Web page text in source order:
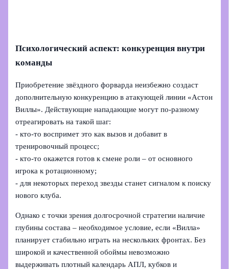
Психологический аспект: конкуренция внутри
команды
Приобретение звёздного форварда неизбежно создаст
дополнительную конкуренцию в атакующей линии «Астон
Виллы». Действующие нападающие могут по-разному
отреагировать на такой шаг:
- кто-то воспримет это как вызов и добавит в
тренировочный процесс;
- кто-то окажется готов к смене роли – от основного
игрока к ротационному;
- для некоторых переход звезды станет сигналом к поиску
нового клуба.
Однако с точки зрения долгосрочной стратегии наличие
глубины состава – необходимое условие, если «Вилла»
планирует стабильно играть на нескольких фронтах. Без
широкой и качественной обоймы невозможно
выдерживать плотный календарь АПЛ, кубков и